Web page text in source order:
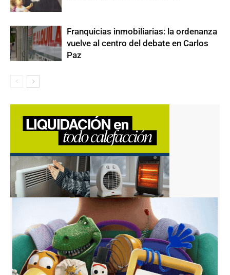
Franquicias inmobiliarias: la ordenanza
vuelve al centro del debate en Carlos
Paz